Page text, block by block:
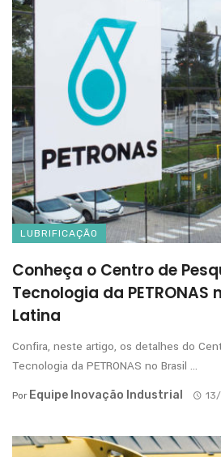
LUBRIFICAÇÃO
Conheça o Centro de
Tecnologia da PETRONAS
Latina
Confira, neste artigo, os detalhes do
Tecnologia da PETRONAS no Brasil ...
Por Equipe Inovação Industrial